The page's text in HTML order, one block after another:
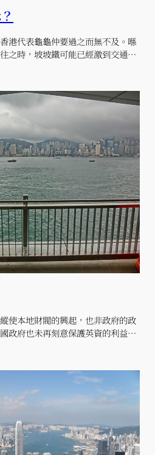
港代表龜龜仲要過之而無不及。喺
之時，坡坡鐵可能已經激到交通…
使本地財閥的興起，也非政府的政
政府也未再刻意保護英資的利益…